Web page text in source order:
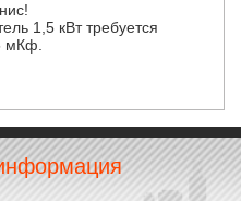
1,5 кВт требуется
мКф.